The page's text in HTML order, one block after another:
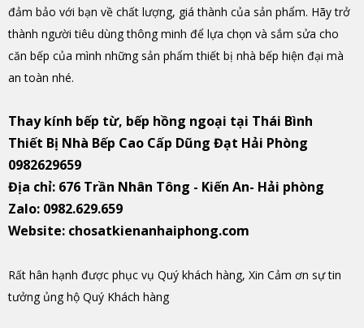
đảm bảo với bạn về chất lượng, giá thành của sản phẩm. Hãy trở
thành người tiêu dùng thông minh để lựa chọn và sắm sửa cho
căn bếp của mình những sản phẩm thiết bị nhà bếp hiện đại mà
an toàn nhé.
Thay kính bếp từ, bếp hồng ngoại tại Thái Bình
Thiết Bị Nhà Bếp Cao Cấp Dũng Đạt Hải Phòng
0982629659
Địa chỉ: 676 Trần Nhân Tông - Kiến An- Hải phòng
Zalo: 0982.629.659
Website: chosatkienanhaiphong.com
Rất hân hạnh được phục vụ Quý khách hàng, Xin Cảm ơn sự tin
tưởng ủng hộ Quý Khách hàng